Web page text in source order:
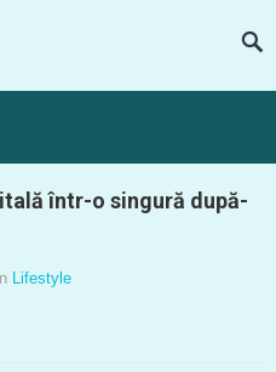
într-o singură după-
Lifestyle